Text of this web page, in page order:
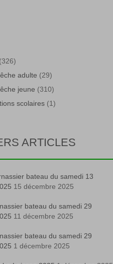
adulte (29)
jeune (310)
scolaires(1)
ARTICLES
bateau du samedi 13
15 décembre 2025
bateau du samedi 29
11 décembre 2025
bateau du samedi 29
1 décembre 2025